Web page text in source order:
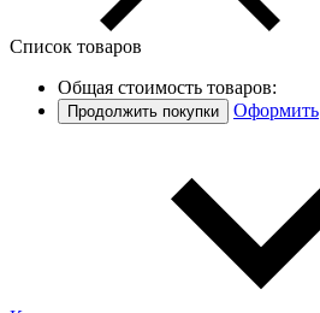
Список товаров
Общая стоимость товаров:
Продолжить покупки Оформить